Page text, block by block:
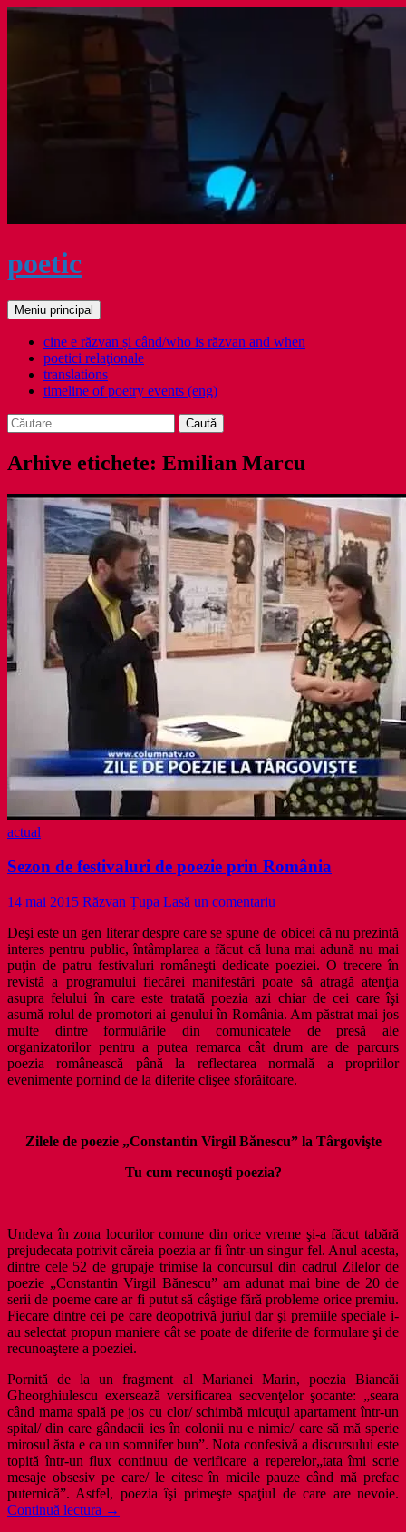
Sari
poetic
Caută
Meniu principal
cine e răzvan și când/who is răzvan and when
poetici relaţionale
translations
timeline of poetry events (eng)
Caută
după:
Arhive etichete: Emilian Marcu
actual
Sezon de festivaluri de poezie prin România
14 mai 2015 Răzvan Țupa Lasă un comentariu
Deşi este un gen literar despre care se spune de obicei că nu prezintă
interes pentru public, întâmplarea a făcut că luna mai adună nu mai
puţin de patru festivaluri româneşti dedicate poeziei. O trecere în
revistă a programului fiecărei manifestări poate să atragă atenţia
asupra felului în care este tratată poezia azi chiar de cei care îşi
asumă rolul de promotori ai genului în România. Am păstrat mai jos
multe dintre formulările din comunicatele de presă ale
organizatorilor pentru a putea remarca cât drum are de parcurs
poezia românească până la reflectarea normală a propriilor
evenimente pornind de la diferite clişee sforăitoare.
Zilele de poezie „Constantin Virgil Bănescu” la Târgovişte
Tu cum recunoşti poezia?
Undeva în zona locurilor comune din orice vreme şi-a făcut tabără
prejudecata potrivit căreia poezia ar fi într-un singur fel. Anul acesta,
dintre cele 52 de grupaje trimise la concursul din cadrul Zilelor de
poezie „Constantin Virgil Bănescu” am adunat mai bine de 20 de
serii de poeme care ar fi putut să câştige fără probleme orice premiu.
Fiecare dintre cei pe care deopotrivă juriul dar şi premiile speciale i-
au selectat propun maniere cât se poate de diferite de formulare şi de
recunoaştere a poeziei.
Pornită de la un fragment al Marianei Marin, poezia Biancăi
Gheorghiulescu exersează versificarea secvenţelor şocante: „seara
când mama spală pe jos cu clor/ schimbă micuţul apartament într-un
spital/ din care gândacii ies în colonii nu e nimic/ care să mă sperie
mirosul ăsta e ca un somnifer bun”. Nota confesivă a discursului este
topită într-un flux continuu de verificare a reperelor„tata îmi scrie
mesaje obsesiv pe care/ le citesc în micile pauze când mă prefac
puternică”. Astfel, poezia îşi primeşte spaţiul de care are nevoie.
Continuă lectura Sezon
→